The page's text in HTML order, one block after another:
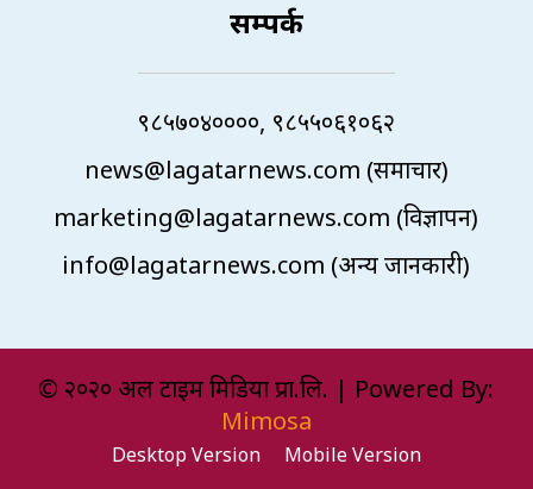
सम्पर्क
९८५७०४००००, ९८५५०६१०६२
news@lagatarnews.com (समाचार)
marketing@lagatarnews.com (विज्ञापन)
info@lagatarnews.com (अन्य जानकारी)
© २०२० अल टाइम मिडिया प्रा.लि. | Powered By:
Mimosa
Desktop Version Mobile Version